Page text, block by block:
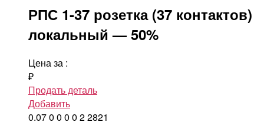
РПС 1-37 розетка (37 контактов)
локальный — 50%
Цена за :
₽
Продать деталь
Добавить
0.070 0 0 0 22821